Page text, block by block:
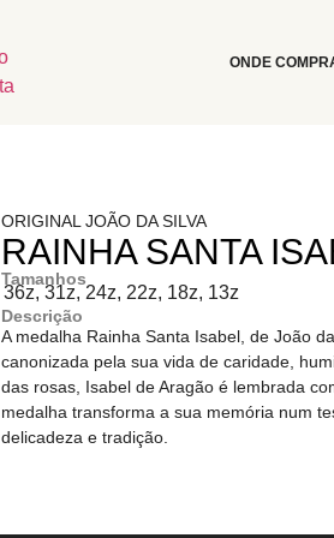
ONDE
ORIGINAL JOÃO DA SILVA
RAINHA SANTA
Tamanhos
36z, 31z, 24z, 22z, 18z, 13z
Descrição
A medalha Rainha Santa Isabel, de João
canonizada pela sua vida de caridade,
das rosas, Isabel de Aragão é lembrada
medalha transforma a sua memória num
delicadeza e tradição.